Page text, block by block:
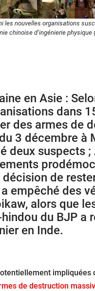
les nouvelles organisations
chinoise d’ingénierie physique
en Asie :
dans
des armes de
3 décembre à
deux suspects ;
de
empêché des
alors que
du BJP a
en Inde.
impliquées
de destruction